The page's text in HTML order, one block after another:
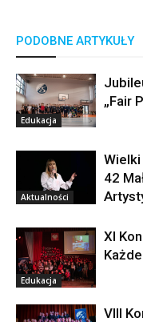
PODOBNE ARTYKUŁY
Edukacja
„Fair
Aktualności
42
Edukacja
XI
VIII